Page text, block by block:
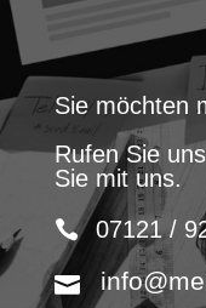
Sie möchten
Rufen Sie
Sie mit uns.
07121 /